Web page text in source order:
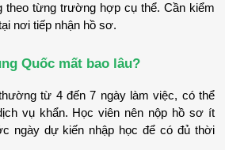
theo từng trường hợp cụ thể. Cần kiểm
nơi tiếp nhận hồ sơ.
Quốc mất bao lâu?
từ 4 đến 7 ngày làm việc, có thể
vụ khẩn. Học viên nên nộp hồ sơ ít
ngày dự kiến nhập học để có đủ thời